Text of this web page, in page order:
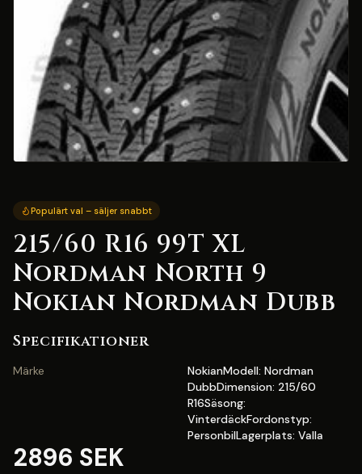
Populärt val – säljer snabbt
215/60 R16 99T XL
Nordman North 9
Nokian Nordman Dubb
Specifikationer
Märke
NokianModell: Nordman
DubbDimension: 215/60
R16Säsong:
VinterdäckFordonstyp:
PersonbilLagerplats: Valla
2896 SEK